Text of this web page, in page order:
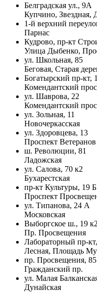
Белградская ул., 9А
Купчино, Звездная,
1-й верхний
Парнас
Кудрово, пр-кт
Улица Дыбенко,
ул. Школьная, 85
Беговая, Старая
Богатырский пр-кт,
Комендантский
ул. Шаврова, 22
Комендантский
ул. Зольная, 11
Новочеркасская
ул. Здоровцева, 13
Проспект Ветеранов
ш. Революции, 81
Ладожская
ул. Салова, 70 к2
Бухарестская
пр-кт Культуры, 19 Б
Проспект
ул. Типанова, 24 А
Московская
Выборгское ш., 19 к2
Пр. Просвещения
Лабораторный пр-
Лесная, Площадь
пр. Просвещения, 85
Гражданский пр.
ул. Малая
Дунайская